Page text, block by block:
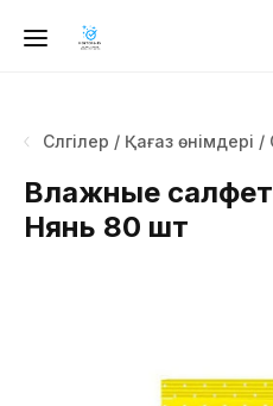
Сүлгілер / Қағаз
Влажные
Нянь 80 шт